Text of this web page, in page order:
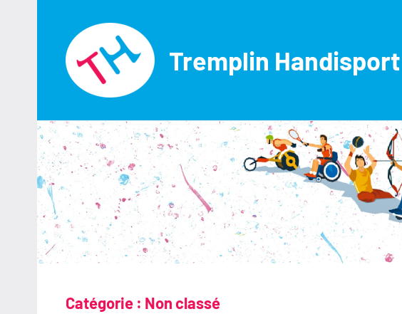
contenu
Tremplin Handisport
Catégorie : Non classé